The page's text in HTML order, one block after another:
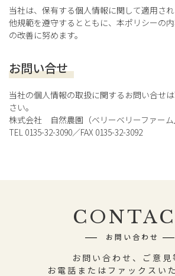
当社は、保有する個人情報に関して適用さ
他規範を遵守するとともに、本ポリシーの
の改善に努めます。
お問い合せ
当社の個人情報の取扱に関するお問い合せ
さい。
株式会社 自然農園（ベリーベリーファーム
TEL 0135-32-3090／FAX 0135-32-3092
お問い合わせ
お問い合わせ、ご意見
お電話またはファックスい